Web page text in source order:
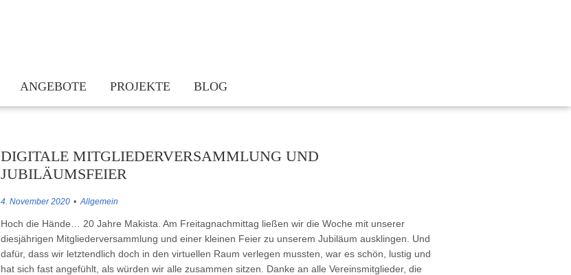
ANGEBOTE
Beratung und Vernetzung
Praxismaterialien und Infothek
Newsletter
PROJEKTE
KindGeRecht! – Stärkung des demokratischen Miteinanders durch Kinderrechte
Kinderrechte stärken Eltern – Eltern stärken Kinderrechte
Kleine Worte – Große Wirkung! Kinderrechte in der frühkindlichen Bildung und Sprachförderung
Actionbound Kinderrechte
Lauf für Kinderrechte Hessen 2020
BLOG
DIGITALE MITGLIEDERVERSAMMLUNG UND
JUBILÄUMSFEIER
4. November 2020 Allgemein
Hoch die Hände… 20 Jahre Makista. Am Freitagnachmittag ließen wir die Woche mit unserer
diesjährigen Mitgliederversammlung und einer kleinen Feier zu unserem Jubiläum ausklingen. Und
dafür, dass wir letztendlich doch in den virtuellen Raum verlegen mussten, war es schön, lustig und
hat sich fast angefühlt, als würden wir alle zusammen sitzen. Danke an alle Vereinsmitglieder, die